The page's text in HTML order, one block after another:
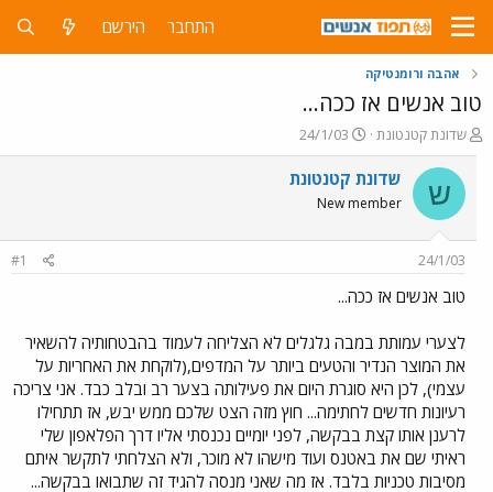
התחבר הירשם
אהבה ורומנטיקה
טוב אנשים אז ככה...
פ
ו
ת
ח
ה
ש
א
שדונת קטנטונת
פ
ו
ר
ס
ם
ר
24/1/03
ש שדונת קטנטונת
New member
24/1/03
#1
טוב אנשים אז ככה...
לצערי עמותת במבה גלגלים לא הצליחה לעמוד בהבטחותיה להשאיר
את המוצר הנדיר והטעים ביותר על המדפים,(לוקחת את האחריות על
עצמי), לכן היא סוגרת היום את פעילותה בצער רב ובלב כבד. אני צריכה
רעיונות חדשים לחתימה... חוץ מזה הצט שלכם ממש יבש, אז תתחילו
לרענן אותו קצת בבקשה, לפני יומיים נכנסתי אליו דרך הפלאפון שלי
ראיתי שם את באטנס ועוד מישהו לא מוכר, ולא הצלחתי לתקשר איתם
מסיבות טכניות בלבד. אז מה שאני מנסה להגיד זה שתבואו בבקשה...